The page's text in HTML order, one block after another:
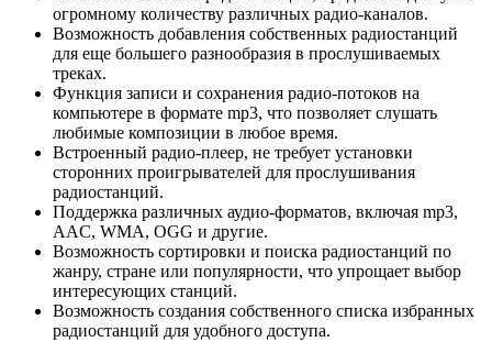
огромному количеству различных радио-каналов.
Возможность добавления собственных радиостанций
для еще большего разнообразия в прослушиваемых
треках.
Функция записи и сохранения радио-потоков на
компьютере в формате mp3, что позволяет слушать
любимые композиции в любое время.
Встроенный радио-плеер, не требует установки
сторонних проигрывателей для прослушивания
радиостанций.
Поддержка различных аудио-форматов, включая mp3,
AAC, WMA, OGG и другие.
Возможность сортировки и поиска радиостанций по
жанру, стране или популярности, что упрощает выбор
интересующих станций.
Возможность создания собственного списка избранных
радиостанций для удобного доступа.